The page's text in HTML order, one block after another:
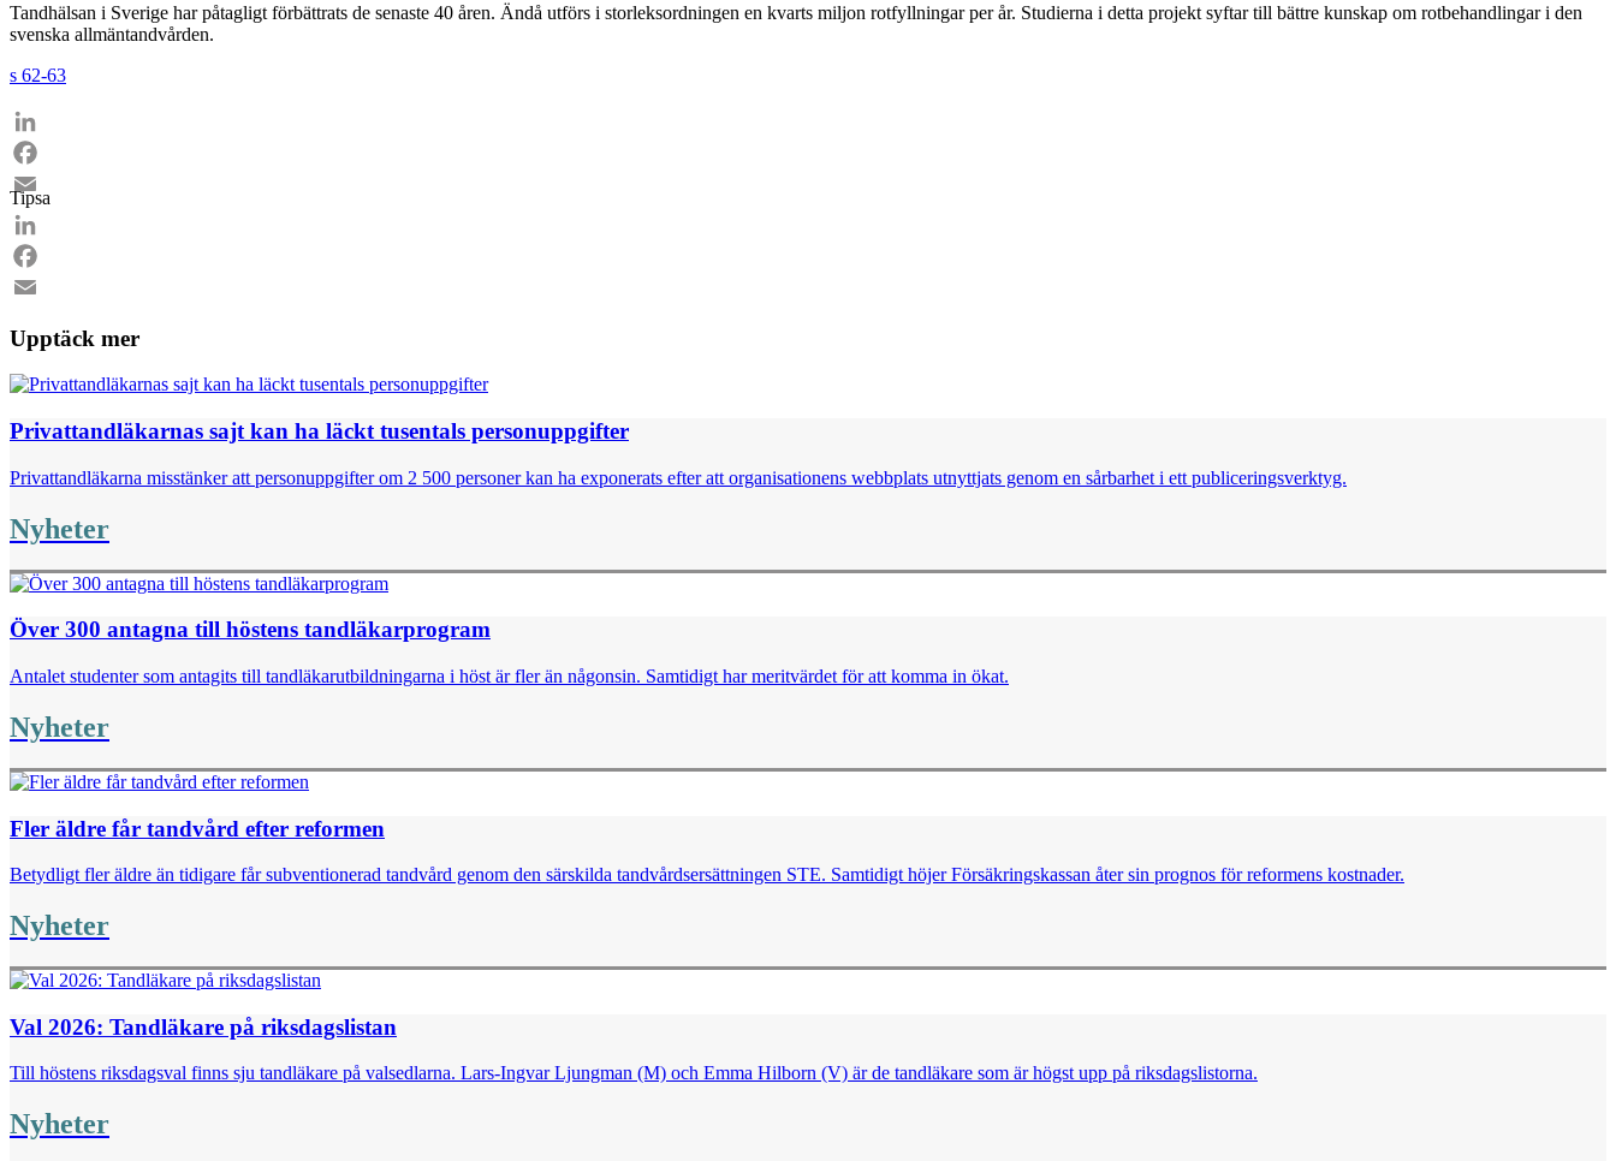
Tandhälsan i Sverige har påtagligt förbättrats de senaste 40 åren. Ändå utförs i storleksordningen en kvarts miljon rotfyllningar per år. Studierna i detta projekt syftar till bättre kunskap om rotbehandlingar i den
svenska allmäntandvården.
s 62-63
LinkedIn
Facebook
Email
Tipsa
LinkedIn
Facebook
Upptäck mer
Privattandläkarnas sajt kan ha läckt tusentals personuppgifter
Privattandläkarna misstänker att personuppgifter om 2 500 personer kan ha exponerats efter att organisationens webbplats utnyttjats genom en sårbarhet i ett publiceringsverktyg.
Nyheter
Över 300 antagna till höstens tandläkarprogram
Antalet studenter som antagits till tandläkarutbildningarna i höst är fler än någonsin. Samtidigt har meritvärdet för att komma in ökat.
Nyheter
Fler äldre får tandvård efter reformen
Betydligt fler äldre än tidigare får subventionerad tandvård genom den särskilda tandvårdsersättningen STE. Samtidigt höjer Försäkringskassan åter sin prognos för reformens kostnader.
Nyheter
Val 2026: Tandläkare på riksdagslistan
Till höstens riksdagsval finns sju tandläkare på valsedlarna. Lars-Ingvar Ljungman (M) och Emma Hilborn (V) är de tandläkare som är högst upp på riksdagslistorna.
Nyheter